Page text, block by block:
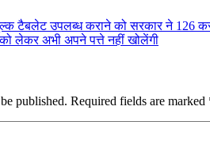
टैबलेट उपलब्ध कराने को सरकार ने 126
को लेकर अभी अपने पत्ते नहीं खोलेंगी
published. Required fields are marked